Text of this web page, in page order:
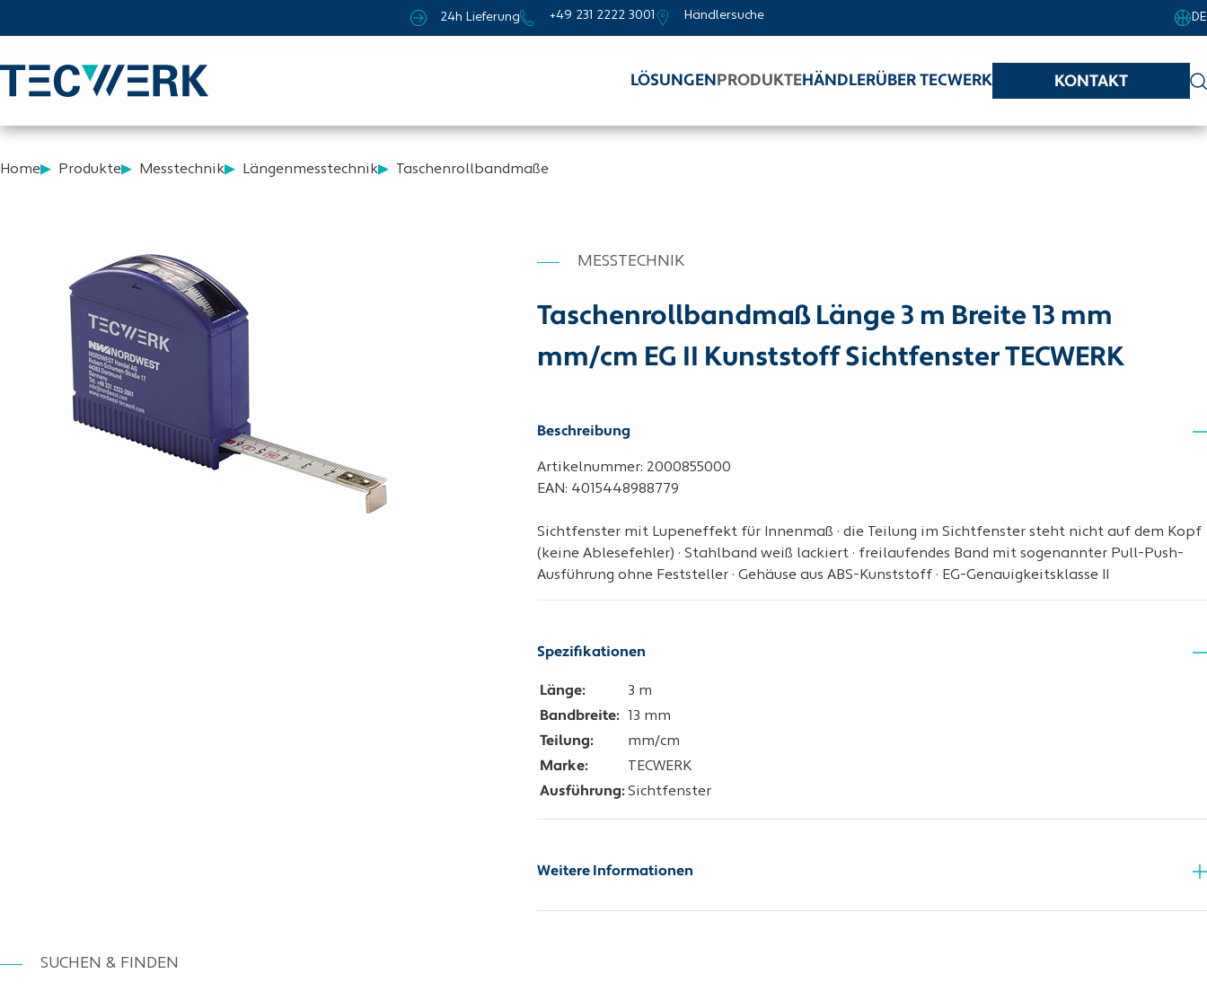
24h Lieferung +49 231 2222 3001 Händlersuche DE
LÖSUNGEN PRODUKTEHÄNDLERÜBER TECWERK KONTAKT
Home Produkte Messtechnik Längenmesstechnik Taschenrollbandmaße
MESSTECHNIK
Taschenrollbandmaß Länge 3 m Breite 13 mm
mm/cm EG II Kunststoff Sichtfenster TECWERK
Beschreibung
Artikelnummer: 2000855000
EAN: 4015448988779
Sichtfenster mit Lupeneffekt für Innenmaß · die Teilung im Sichtfenster steht nicht auf dem Kopf
(keine Ablesefehler) · Stahlband weiß lackiert · freilaufendes Band mit sogenannter Pull-Push-
Ausführung ohne Feststeller · Gehäuse aus ABS-Kunststoff · EG-Genauigkeitsklasse II
Spezifikationen
Länge:
3 m
Bandbreite:
13 mm
Teilung:
mm/cm
Marke:
TECWERK
Ausführung: Sichtfenster
Weitere Informationen
SUCHEN & FINDEN